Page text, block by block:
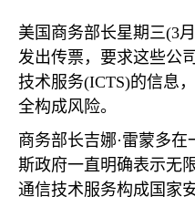
美国商务部长星期三(3月
发出传票，要求这些公
技术服务(ICTS)的信息
全构成风险。
商务部长吉娜·雷蒙多
斯政府一直明确表示无
通信技术服务构成国家